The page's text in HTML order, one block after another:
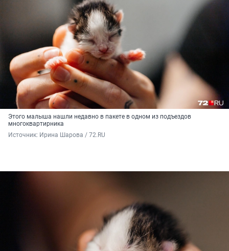
Этого малыша нашли недавно в пакете в одном из подъездов
многоквартирника
Источник: Ирина Шарова / 72.RU